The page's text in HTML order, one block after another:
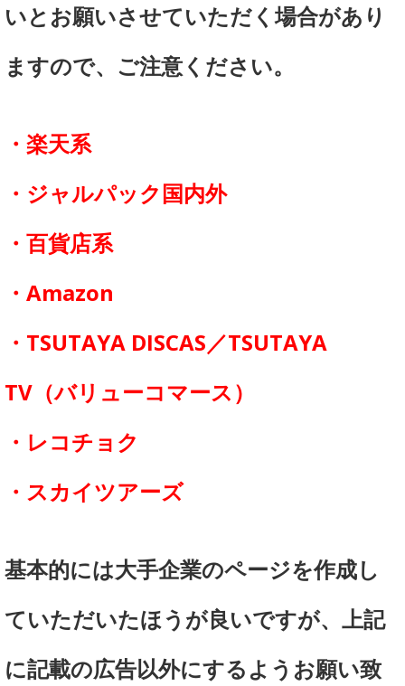
いとお願いさせていただく場合があり
ますので、ご注意ください。
・楽天系
・ジャルパック国内外
・百貨店系
・Amazon
・TSUTAYA DISCAS／TSUTAYA
TV（バリューコマース）
・レコチョク
・スカイツアーズ
基本的には大手企業のページを作成し
ていただいたほうが良いですが、上記
に記載の広告以外にするようお願い致